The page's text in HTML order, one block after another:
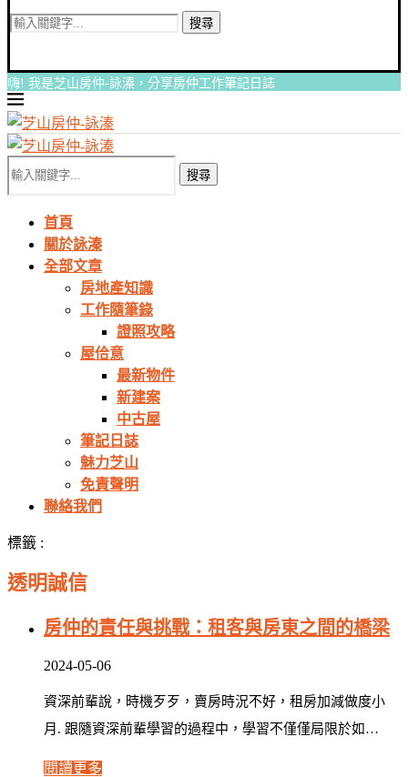
搜尋
嗨! 我是芝山房仲-詠溱，分享房仲工作筆記日誌
搜尋
首頁
關於詠溱
全部文章
房地產知識
工作隨筆錄
證照攻略
屋佮意
最新物件
新建案
中古屋
筆記日誌
魅力芝山
免責聲明
聯絡我們
標籤 :
透明誠信
房仲的責任與挑戰：租客與房東之間的橋梁
2024-05-06
資深前輩說，時機歹歹，賣房時況不好，租房加減做度小
月. 跟隨資深前輩學習的過程中，學習不僅僅局限於如…
閱讀更多